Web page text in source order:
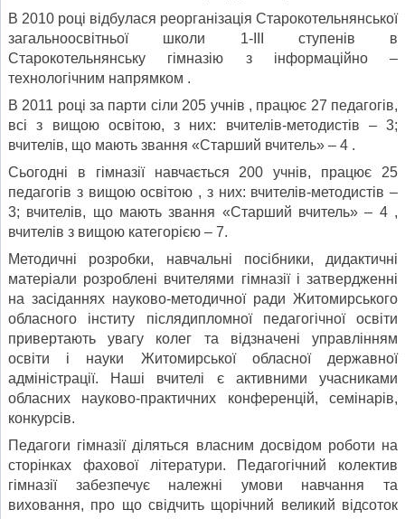
В 2010 році відбулася реорганізація Старокотельнянської
загальноосвітньої школи 1-ІІІ ступенів в
Старокотельнянську гімназію з інформаційно –
технологічним напрямком .
В 2011 році за парти сіли 205 учнів , працює 27 педагогів,
всі з вищою освітою, з них: вчителів-методистів – 3;
вчителів, що мають звання «Старший вчитель» – 4 .
Сьогодні в гімназії навчається 200 учнів, працює 25
педагогів з вищою освітою , з них: вчителів-методистів –
3; вчителів, що мають звання «Старший вчитель» – 4 ,
вчителів з вищою категорією – 7.
Методичні розробки, навчальні посібники, дидактичні
матеріали розроблені вчителями гімназії і затвердженні
на засіданнях науково-методичної ради Житомирського
обласного інститу післядипломної педагогічної освіти
привертають увагу колег та відзначені управлінням
освіти і науки Житомирської обласної державної
адміністрації. Наші вчителі є активними учасниками
обласних науково-практичних конференцій, семінарів,
конкурсів.
Педагоги гімназії діляться власним досвідом роботи на
сторінках фахової літератури. Педагогічний колектив
гімназії забезпечує належні умови навчання та
виховання, про що свідчить щорічний великий відсоток